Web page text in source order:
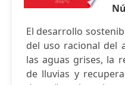
El desarrollo
del uso racional del
las aguas grises, la
de lluvias y